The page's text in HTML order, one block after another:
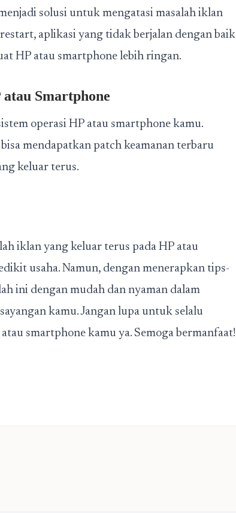
solusi untuk mengatasi masalah iklan
aplikasi yang tidak berjalan dengan baik
HP atau smartphone lebih ringan.
Smartphone
operasi HP atau smartphone kamu.
mendapatkan patch keamanan terbaru
keluar terus.
iklan yang keluar terus pada HP atau
usaha. Namun, dengan menerapkan tips-
ini dengan mudah dan nyaman dalam
kamu. Jangan lupa untuk selalu
smartphone kamu ya. Semoga bermanfaat!